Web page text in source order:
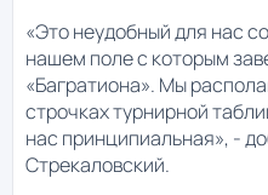
«Это неудобный для нас
нашем поле с которым
«Багратиона». Мы
строчках турнирной
нас принципиальная», -
Стрекаловский.